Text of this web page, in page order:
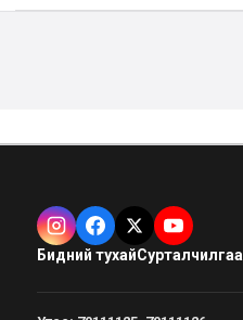
Бидний тухайСурталчилгаа